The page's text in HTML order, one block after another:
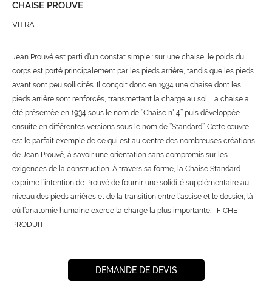
CHAISE PROUVE
VITRA
Jean Prouvé est parti d’un constat simple : sur une chaise, le poids du
corps est porté principalement par les pieds arrière, tandis que les pieds
avant sont peu sollicités. Il conçoit donc en 1934 une chaise dont les
pieds arrière sont renforcés, transmettant la charge au sol. La chaise a
été présentée en 1934 sous le nom de ‘’Chaise n° 4’’ puis développée
ensuite en différentes versions sous le nom de ‘’Standard’’. Cette œuvre
est le parfait exemple de ce qui est au centre des nombreuses créations
de Jean Prouvé, à savoir une orientation sans compromis sur les
exigences de la construction. À travers sa forme, la Chaise Standard
exprime l’intention de Prouvé de fournir une solidité supplémentaire au
niveau des pieds arrières et de la transition entre l’assise et le dossier, là
où l’anatomie humaine exerce la charge la plus importante.
FICHE
PRODUIT
DEMANDE DE DEVIS